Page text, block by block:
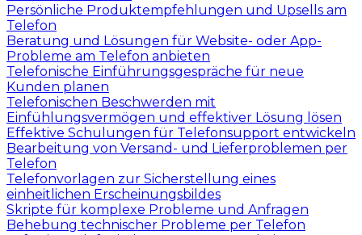
Persönliche Produktempfehlungen und Upsells am
Telefon
Beratung und Lösungen für Website- oder App-
Probleme am Telefon anbieten
Telefonische Einführungsgespräche für neue
Kunden planen
Telefonischen Beschwerden mit
Einfühlungsvermögen und effektiver Lösung lösen
Effektive Schulungen für Telefonsupport entwickeln
Bearbeitung von Versand- und Lieferproblemen per
Telefon
Telefonvorlagen zur Sicherstellung eines
einheitlichen Erscheinungsbildes
Skripte für komplexe Probleme und Anfragen
Behebung technischer Probleme per Telefon